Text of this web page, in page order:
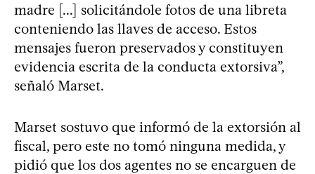
madre [...] solicitándole fotos de una libreta
conteniendo las llaves de acceso. Estos
mensajes fueron preservados y constituyen
evidencia escrita de la conducta extorsiva”,
señaló Marset.
Marset sostuvo que informó de la extorsión al
fiscal, pero este no tomó ninguna medida, y
pidió que los dos agentes no se encarguen de